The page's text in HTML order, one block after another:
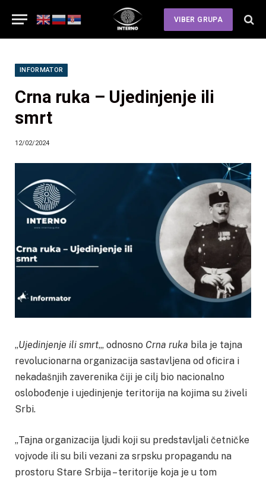
VIBER GRUPA
INFORMATOR
Crna ruka – Ujedinjenje ili
smrt
12/02/2024
„Ujedinjenje ili smrt„, odnosno Crna ruka bila je tajna
revolucionarna organizacija sastavljena od oficira i
nekadašnjih zaverenika čiji je cilj bio nacionalno
oslobođenje i ujedinjenje teritorija na kojima su živeli
Srbi.
„Tajna organizacija ljudi koji su predstavljali četničke
vojvode ili su bili vezani za srpsku propagandu na
prostoru Stare Srbija – teritorije koja je u tom